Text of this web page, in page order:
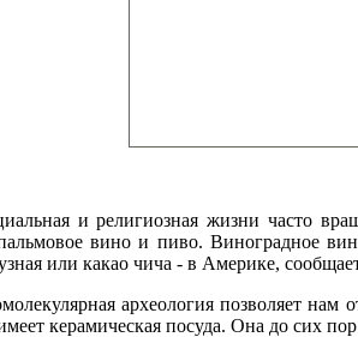
и религиозная жизни часто
вино и пиво. Виноградное
или какао чича - в Америке,
археология позволяет
керамическая посуда. Она до сих